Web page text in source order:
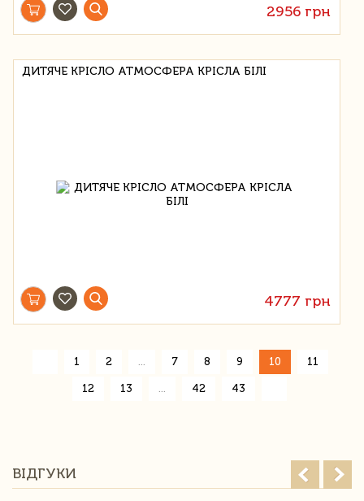
2956 грн
ДИТЯЧЕ КРІСЛО АТМОСФЕРА КРІСЛА БІЛІ
4777 грн
1 2 7 8 9 10 11
12 13 42 43
ВІДГУКИ